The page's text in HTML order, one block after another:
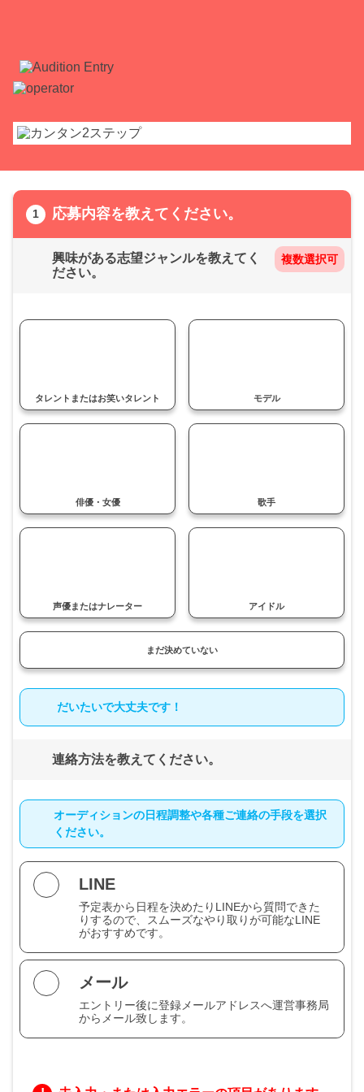
応募内容を教えてください。
興味がある志望ジャンルを教えてく
ださい。
タレントまたはお笑いタレント モデル
俳優・女優 歌手
声優またはナレーター アイドル
まだ決めていない
だいたいで大丈夫です！
連絡方法を教えてください。
オーディションの日程調整や各種ご連絡の手段を選択
ください。
LINE
予定表から日程を決めたりLINEから質問できた
りするので、スムーズなやり取りが可能なLINE
がおすすめです。
メール
エントリー後に登録メールアドレスへ運営事務局
からメール致します。